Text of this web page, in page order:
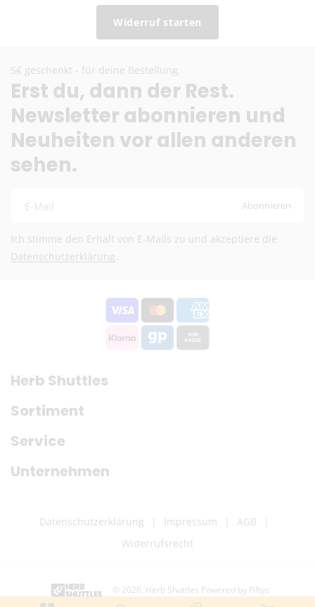
Widerruf starten
5€ geschenkt - für deine Bestellung.
Erst du, dann der Rest.
Newsletter abonnieren und
Neuheiten vor allen anderen
sehen.
E-Mail Abonnieren
Ich stimme den Erhalt von E-Mails zu und akzeptiere die
Datenschutzerklärung.
Herb Shuttles
Sortiment
Service
Unternehmen
Datenschutzerklärung Impressum
AGB
Widerrufsrecht
© 2026, Herb Shuttles Powered by Fiftys